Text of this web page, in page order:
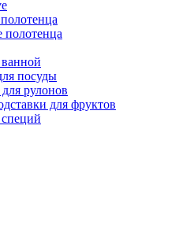
посуды
рулонов
для фруктов